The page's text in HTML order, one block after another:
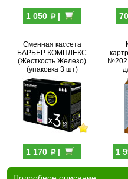
1 050 p|
Сменная кассета
БАРЬЕР КОМПЛЕКС
(Жесткость Железо)
(упаковка 3 шт)
1 170 p|
№202
1